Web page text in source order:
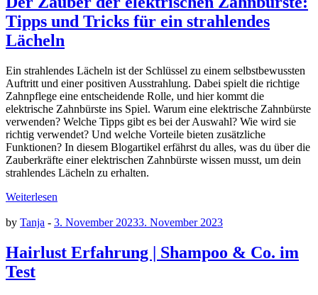
Tipps und Tricks für ein strahlendes
Lächeln
Ein strahlendes Lächeln ist der Schlüssel zu einem selbstbewussten
Auftritt und einer positiven Ausstrahlung. Dabei spielt die richtige
Zahnpflege eine entscheidende Rolle, und hier kommt die
elektrische Zahnbürste ins Spiel. Warum eine elektrische Zahnbürste
verwenden? Welche Tipps gibt es bei der Auswahl? Wie wird sie
richtig verwendet? Und welche Vorteile bieten zusätzliche
Funktionen? In diesem Blogartikel erfährst du alles, was du über die
Zauberkräfte einer elektrischen Zahnbürste wissen musst, um dein
strahlendes Lächeln zu erhalten.
Weiterlesen
by Tanja - 3. November 20233. November 2023
Hairlust Erfahrung | Shampoo & Co. im
Test